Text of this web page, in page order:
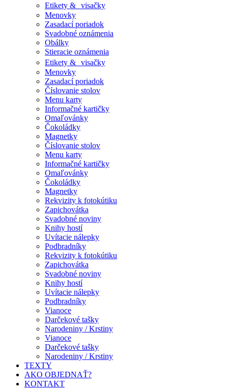
Etikety & visačky
Menovky
Zasadací poriadok
Svadobné oznámenia
Obálky
Stieracie oznámenia
Etikety & visačky
Menovky
Zasadací poriadok
Číslovanie stolov
Menu karty
Informačné kartičky
Omaľovánky
Čokoládky
Magnetky
Číslovanie stolov
Menu karty
Informačné kartičky
Omaľovánky
Čokoládky
Magnetky
Rekvizity k fotokútiku
Zapichovátka
Svadobné noviny
Knihy hostí
Uvítacie nálepky
Podbradníky
Rekvizity k fotokútiku
Zapichovátka
Svadobné noviny
Knihy hostí
Uvítacie nálepky
Podbradníky
Vianoce
Darčekové tašky
Narodeniny / Krstiny
Vianoce
Darčekové tašky
Narodeniny / Krstiny
TEXTY
AKO OBJEDNAŤ?
KONTAKT